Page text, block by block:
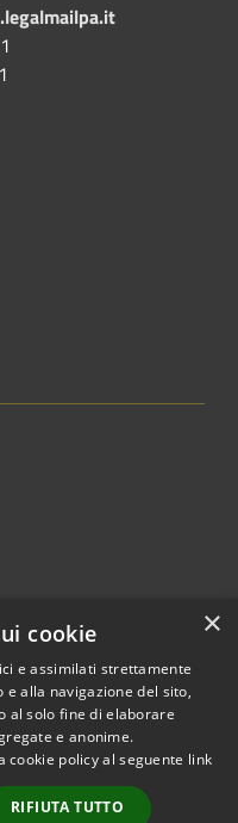
© 2026 • Comune di
Cattolica • Powered by
Municipium•
Accesso
×
cookie
e assimilati strettamente
alla navigazione del sito,
al solo fine di elaborare
e anonime.
cookie policy al seguente link
RIFIUTA TUTTO